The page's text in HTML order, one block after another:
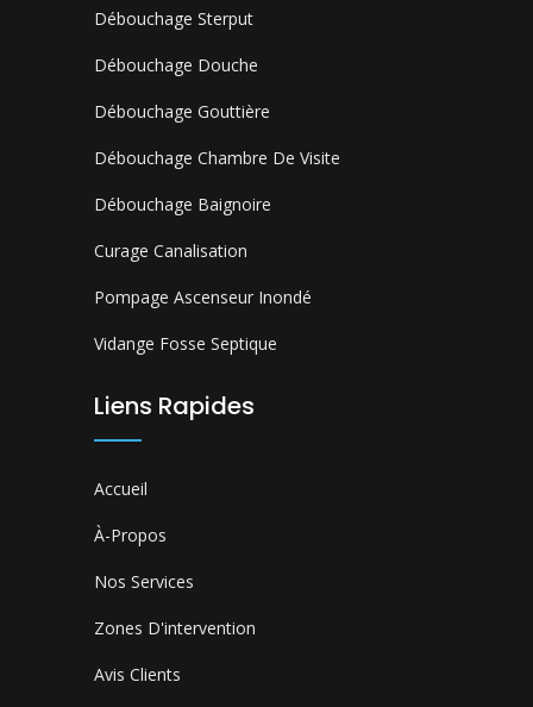
Débouchage Sterput
Débouchage Douche
Débouchage Gouttière
Débouchage Chambre De Visite
Débouchage Baignoire
Curage Canalisation
Pompage Ascenseur Inondé
Vidange Fosse Septique
Liens Rapides
Accueil
À-Propos
Nos Services
Zones D'intervention
Avis Clients